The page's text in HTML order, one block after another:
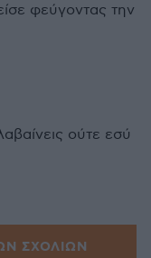
φεύγοντας την
ούτε εσύ
ΣΧΟΛΙΩΝ